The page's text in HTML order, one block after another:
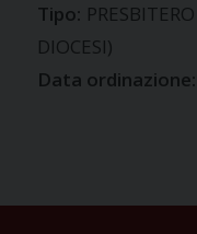
Tipo:
DIOCESI)
Data ordinazione: